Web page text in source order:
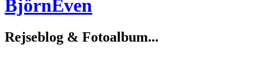
BjörnEven
Rejseblog & Fotoalbum...